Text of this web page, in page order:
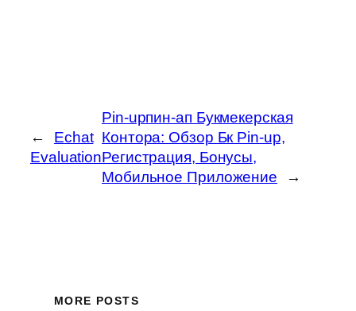
←
Echat
Evaluation
Pin-upпин-ап Букмекерская
Контора: Обзор Бк Pin-up,
Регистрация, Бонусы,
Мобильное Приложение
→
MORE POSTS